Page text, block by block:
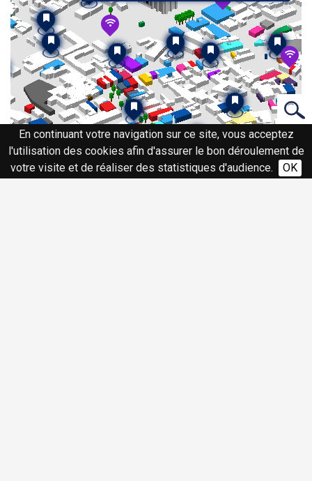
En continuant votre navigation sur ce site, vous acceptez
l'utilisation des cookies afin d'assurer le bon déroulement de
votre visite et de réaliser des statistiques d'audience.
OK